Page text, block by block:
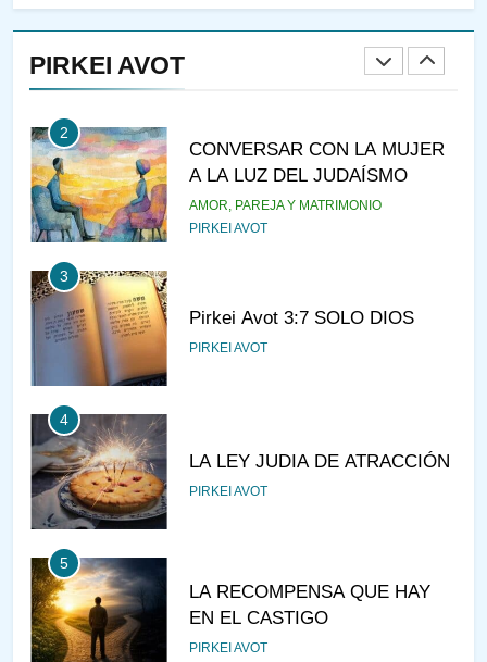
PIRKEI AVOT
RAZI ¿QUIÉN ES SABIO?
2
CONVERSAR CON LA MUJER
A LA LUZ DEL JUDAÍSMO
AMOR, PAREJA Y MATRIMONIO
PIRKEI AVOT
3
Pirkei Avot 3:7 SOLO DIOS
PIRKEI AVOT
4
LA LEY JUDIA DE ATRACCIÓN
PIRKEI AVOT
5
LA RECOMPENSA QUE HAY
EN EL CASTIGO
PIRKEI AVOT